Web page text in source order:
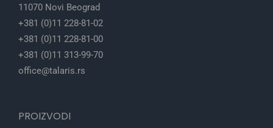
11070 Novi Beograd
+381 (0)11 228-81-02
+381 (0)11 228-81-00
+381 (0)11 313-99-70
office@talaris.rs
PROIZVODI